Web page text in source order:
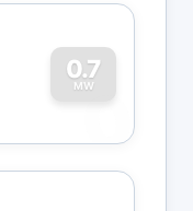
0.7
MW
0